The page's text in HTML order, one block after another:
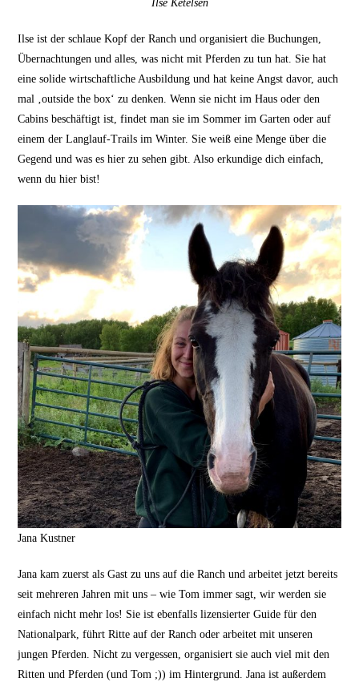
Ilse Ketelsen
Ilse ist der schlaue Kopf der Ranch und organisiert die Buchungen,
Übernachtungen und alles, was nicht mit Pferden zu tun hat. Sie hat
eine solide wirtschaftliche Ausbildung und hat keine Angst davor, auch
mal ‚outside the box‘ zu denken. Wenn sie nicht im Haus oder den
Cabins beschäftigt ist, findet man sie im Sommer im Garten oder auf
einem der Langlauf-Trails im Winter. Sie weiß eine Menge über die
Gegend und was es hier zu sehen gibt. Also erkundige dich einfach,
wenn du hier bist!
Jana Kustner
Jana kam zuerst als Gast zu uns auf die Ranch und arbeitet jetzt bereits
seit mehreren Jahren mit uns – wie Tom immer sagt, wir werden sie
einfach nicht mehr los! Sie ist ebenfalls lizensierter Guide für den
Nationalpark, führt Ritte auf der Ranch oder arbeitet mit unseren
jungen Pferden. Nicht zu vergessen, organisiert sie auch viel mit den
Ritten und Pferden (und Tom ;)) im Hintergrund. Jana ist außerdem